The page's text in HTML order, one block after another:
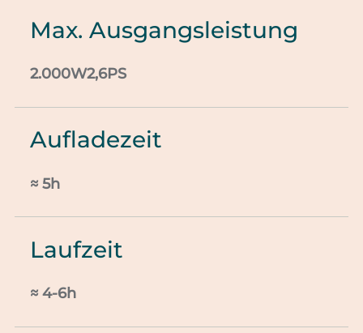
Max. Ausgangsleistung
2.000W2,6PS
Aufladezeit
≈ 5h
Laufzeit
≈ 4-6h